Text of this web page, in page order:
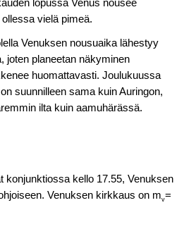
lopussa Venus nousee
vielä pimeä.
Venuksen nousuaika lähestyy
joten planeetan näkyminen
huomattavasti. Joulukuussa
suunnilleen sama kuin Auringon,
ilta kuin aamuhärässä.
konjunktiossa kello 17.55, Venuksen
Venuksen kirkkaus on mv=